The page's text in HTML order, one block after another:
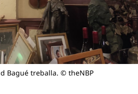
Bagué treballa. © theNBP